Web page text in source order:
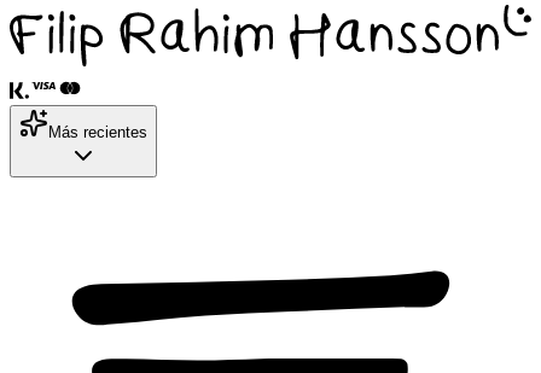
Más recientes